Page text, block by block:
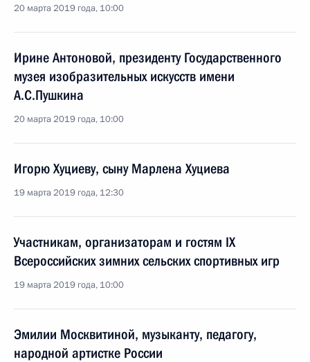
20 марта 2019 года, 10:00
Ирине Антоновой, президенту Государственного
музея изобразительных искусств имени
А.С.Пушкина
20 марта 2019 года, 10:00
Игорю Хуциеву, сыну Марлена Хуциева
19 марта 2019 года, 12:30
Участникам, организаторам и гостям IX
Всероссийских зимних сельских спортивных игр
19 марта 2019 года, 10:00
Эмилии Москвитиной, музыканту, педагогу,
народной артистке России